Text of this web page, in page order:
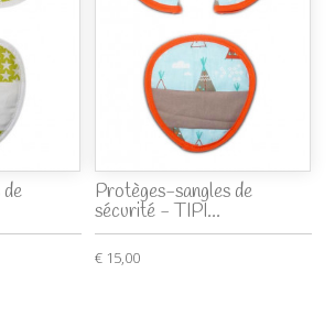
Protèges-sangles de
sécurité - TIPI...
€ 15,00